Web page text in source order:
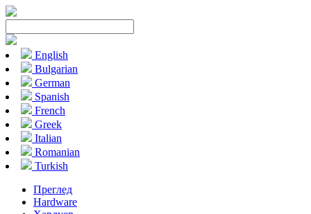
English
Bulgarian
German
Spanish
French
Greek
Italian
Romanian
Turkish
Преглед
Hardware